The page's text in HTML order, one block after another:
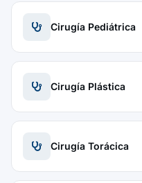
Cirugía Pediátrica
Cirugía Plástica
Cirugía Torácica